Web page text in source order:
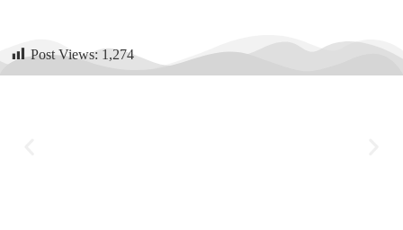
Post Views: 1,274